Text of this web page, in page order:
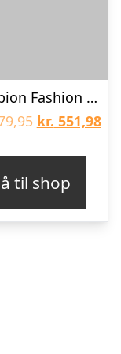
Champion Fashion Dynejakke – Grøn
Den
kr. 1.379,95.
kr. 551,98
kr.
til shop